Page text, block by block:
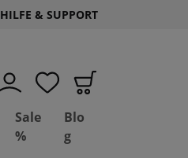
HILFE & SUPPORT
Sale
%
Blo
g